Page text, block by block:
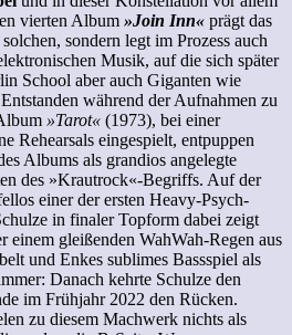
vierten Album »Join Inn« prägt das
sondern legt im Prozess auch
Musik, auf die sich später
School aber auch Giganten wie
während der Aufnahmen zu
»Tarot« (1973), bei einer
Rehearsals eingespielt, entpuppen
Albums als grandios angelegte
des »Krautrock«-Begriffs. Auf der
einer der ersten Heavy-Psych-
in finaler Topform dabei zeigt
einem gleißenden WahWah-Regen aus
und Enkes sublimes Bassspiel als
Danach kehrte Schulze den
im Frühjahr 2022 den Rücken.
zu diesem Machwerk nichts als